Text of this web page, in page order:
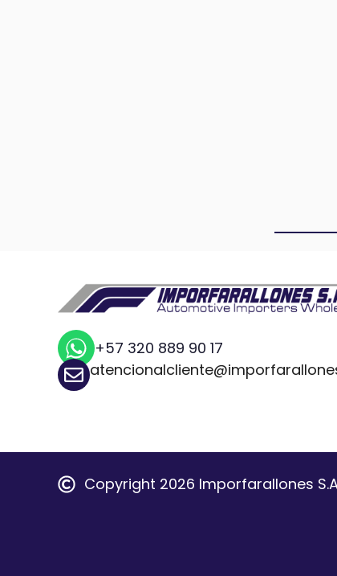
+57 320 889 90 17
Copyright 2026 Imporfarallones